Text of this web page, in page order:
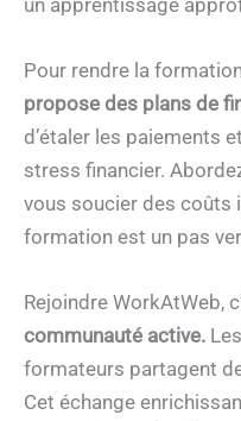
Pour rendre la
propose des plans de
d’étaler les paiements
stress financier.
vous soucier des coûts
formation est un pas
Rejoindre WorkAtWeb,
communauté active.
formateurs partagent
Cet échange